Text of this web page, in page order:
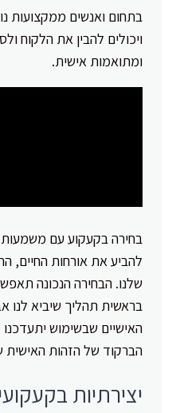
בתחום ואנשים ממקצועות
ויכולים להבין את הלקוח
ומתואמות אישית.
בחירה בקעקוע עם
להביע את אורחות החיים,
שלנו. הבחירה הנכונה
בראשית תהליך שיביא לנו
האישיים שבשימוש
הברקוד של הזהות האישית
יצירתיות